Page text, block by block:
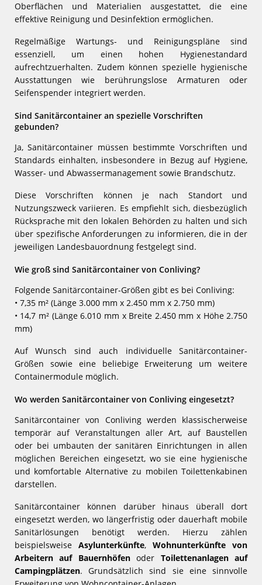
Oberflächen und Materialien ausgestattet, die eine
effektive Reinigung und Desinfektion ermöglichen.
Regelmäßige Wartungs- und Reinigungspläne sind
essenziell, um einen hohen Hygienestandard
aufrechtzuerhalten. Zudem können spezielle hygienische
Ausstattungen wie berührungslose Armaturen oder
Seifenspender integriert werden.
Sind Sanitärcontainer an spezielle Vorschriften
gebunden?
Ja, Sanitärcontainer müssen bestimmte Vorschriften und
Standards einhalten, insbesondere in Bezug auf Hygiene,
Wasser- und Abwassermanagement sowie Brandschutz.
Diese Vorschriften können je nach Standort und
Nutzungszweck variieren. Es empfiehlt sich, diesbezüglich
Rücksprache mit den lokalen Behörden zu halten und sich
über spezifische Anforderungen zu informieren, die in der
jeweiligen Landesbauordnung festgelegt sind.
Wie groß sind Sanitärcontainer von Conliving?
Folgende Sanitärcontainer-Größen gibt es bei Conliving:
• 7,35 m² (Länge 3.000 mm x 2.450 mm x 2.750 mm)
• 14,7 m² (Länge 6.010 mm x Breite 2.450 mm x Höhe 2.750
mm)
Auf Wunsch sind auch individuelle Sanitärcontainer-
Größen sowie eine beliebige Erweiterung um weitere
Containermodule möglich.
Wo werden Sanitärcontainer von Conliving eingesetzt?
Sanitärcontainer von Conliving werden klassischerweise
temporär auf Veranstaltungen aller Art, auf Baustellen
oder bei umbauten der sanitären Einrichtungen in allen
möglichen Bereichen eingesetzt, wo sie eine hygienische
und komfortable Alternative zu mobilen Toilettenkabinen
darstellen.
Sanitärcontainer können darüber hinaus überall dort
eingesetzt werden, wo längerfristig oder dauerhaft mobile
Sanitärlösungen benötigt werden. Hierzu zählen
beispielsweise Asylunterkünfte,Wohnunterkünfte von
Arbeitern auf Bauernhöfenoder Toilettenanlagen auf
Campingplätzen. Grundsätzlich sind sie eine sinnvolle